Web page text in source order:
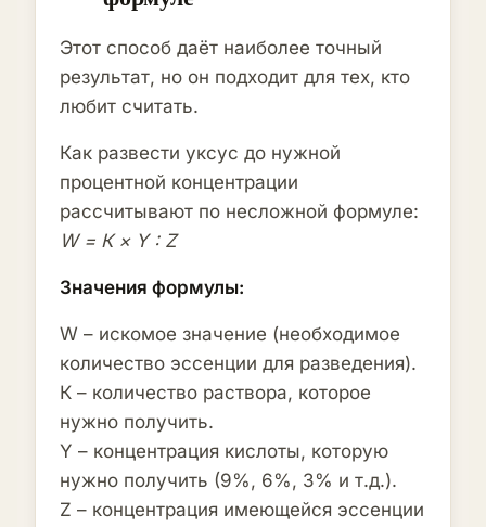
9%
часть
8%
часть
6%
5% 13 частей
4% 17 частей
1
часть
Этот способ даёт наиболее точный
результат, но он подходит для тех, кто
любит считать.
Как развести уксус до нужной
процентной концентрации
рассчитывают по несложной формуле:
W = К × Y : Z
Значения формулы:
W – искомое значение (необходимое
количество эссенции для разведения).
К – количество раствора, которое
нужно получить.
Y – концентрация кислоты, которую
нужно получить (9%, 6%, 3% и т.д.).
Z – концентрация имеющейся эссенции